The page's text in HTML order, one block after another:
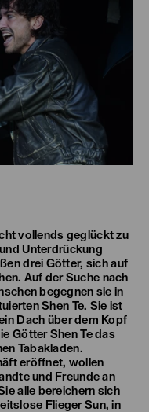
vollends geglückt zu
Unterdrückung
drei Götter, sich auf
Auf der Suche nach
begegnen sie in
Shen Te. Sie ist
Dach über dem Kopf
Götter Shen Te das
Tabakladen.
eröffnet, wollen
und Freunde an
alle bereichern sich
Flieger Sun, in